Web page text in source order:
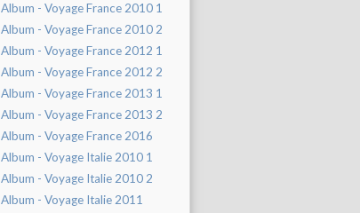
Album - Voyage France 2010 1
Album - Voyage France 2010 2
Album - Voyage France 2012 1
Album - Voyage France 2012 2
Album - Voyage France 2013 1
Album - Voyage France 2013 2
Album - Voyage France 2016
Album - Voyage Italie 2010 1
Album - Voyage Italie 2010 2
Album - Voyage Italie 2011